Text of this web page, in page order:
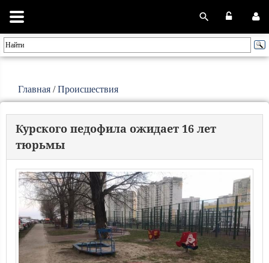
Главная /Происшествия
Курского педофила ожидает 16 лет
тюрьмы